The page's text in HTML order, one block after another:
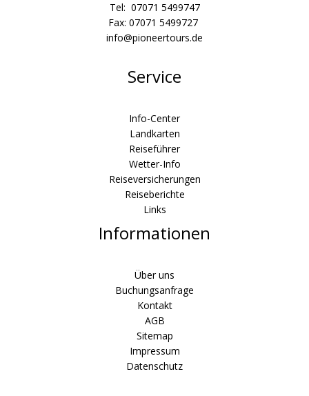
Tel: 07071 5499747
Fax: 07071 5499727
info@pioneertours.de
Service
Info-Center
Landkarten
Reiseführer
Wetter-Info
Reiseversicherungen
Reiseberichte
Links
Informationen
Über uns
Buchungsanfrage
Kontakt
AGB
Sitemap
Impressum
Datenschutz